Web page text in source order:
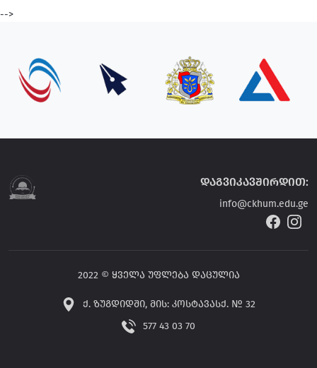
-->
დაგვიკავშირდით:
info@ckhum.edu.ge
2022 © ყველა უფლება დაცულია
ქ. ზუგდიდში, მის: კოსტავასქ. № 32
577 43 03 70